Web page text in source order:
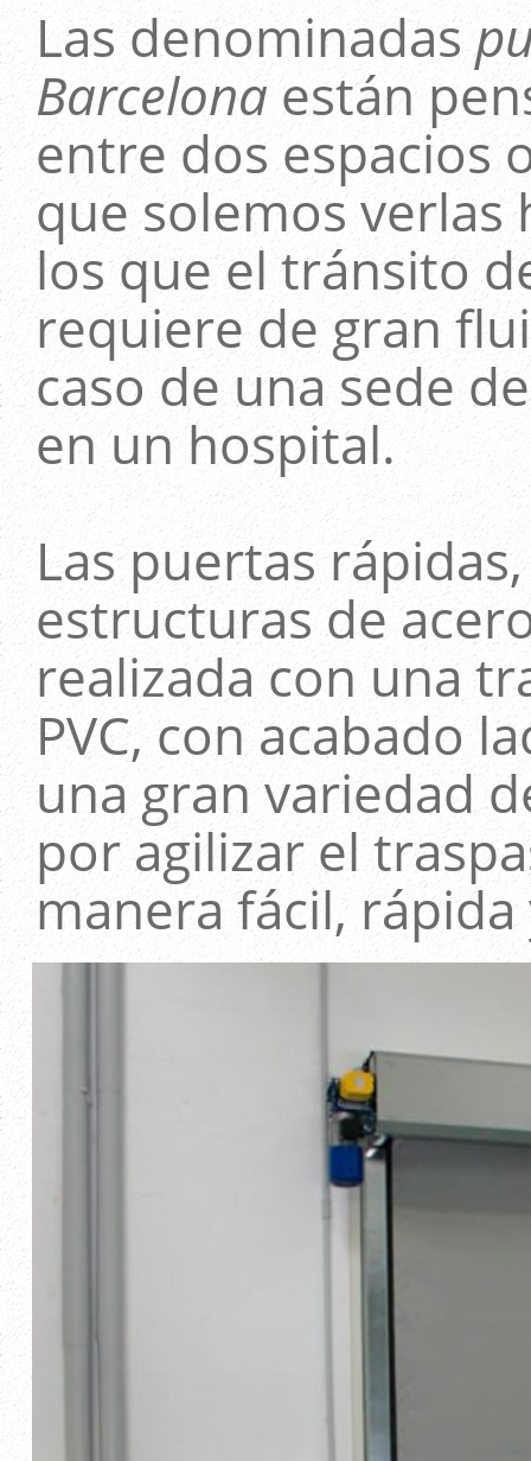
Las denominadas
Barcelona están
entre dos espacios
que solemos
los que el tránsito
requiere de gran
caso de una sede
en un hospital.
Las puertas
estructuras de
realizada con una
PVC, con acabado
una gran variedad
por agilizar el
manera fácil, rápida